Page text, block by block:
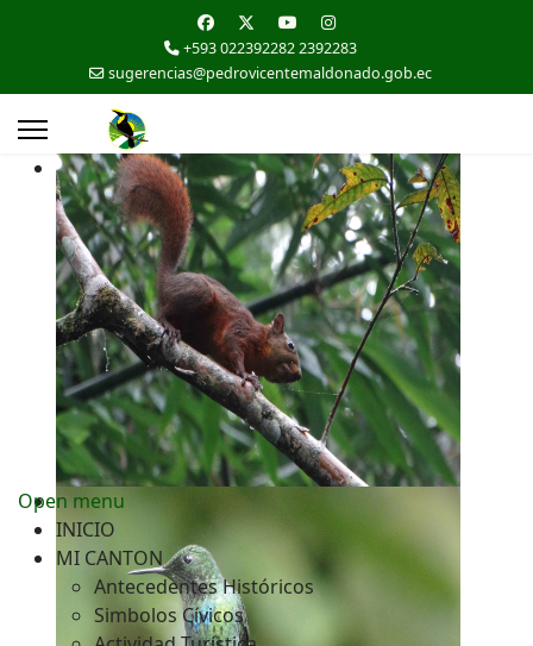
+593 022392282 2392283
sugerencias@pedrovicentemaldonado.gob.ec
Open menu
INICIO
MI CANTON
Antecedentes Históricos
Simbolos Cívicos